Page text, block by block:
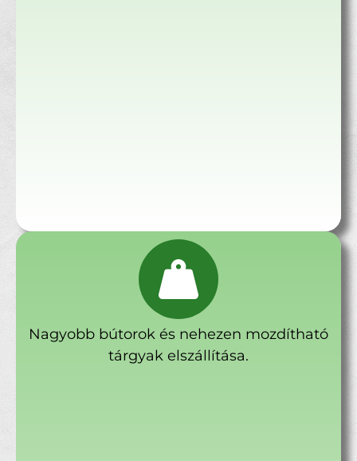
Nagyobb bútorok és nehezen mozdítható
tárgyak elszállítása.